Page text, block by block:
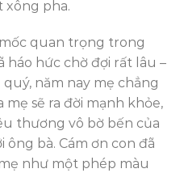
xông pha.
quan trọng trong
háo hức chờ đợi rất lâu –
năm nay mẹ chẳng
sẽ ra đời mạnh khỏe,
thương vô bờ bến của
ông bà. Cám ơn con đã
như một phép màu